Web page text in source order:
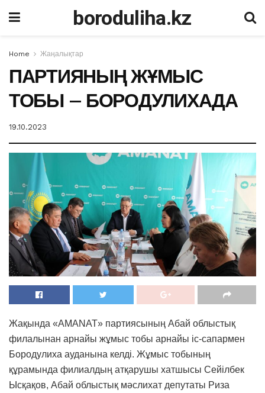
boroduliha.kz
Home Жаңалықтар
ПАРТИЯНЫҢ ЖҰМЫС
ТОБЫ – БОРОДУЛИХАДА
19.10.2023
Жақында «AMANAT» партиясының Абай облыстық
филалынан арнайы жұмыс тобы арнайы іс-сапармен
Бородулиха ауданына келді. Жұмыс тобының
құрамында филиалдың атқарушы хатшысы Сейілбек
Ысқақов, Абай облыстық мәслихат депутаты Риза